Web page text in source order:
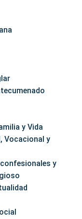
y Vida
Vocacional y
y